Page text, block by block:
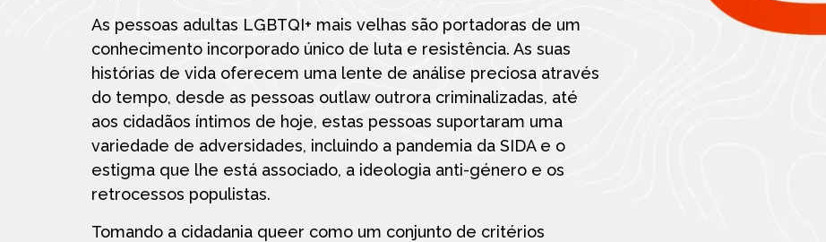
As pessoas adultas LGBTQI+ mais velhas são portadoras de um
conhecimento incorporado único de luta e resistência. As suas
histórias de vida oferecem uma lente de análise preciosa através
do tempo, desde as pessoas outlaw outrora criminalizadas, até
aos cidadãos íntimos de hoje, estas pessoas suportaram uma
variedade de adversidades, incluindo a pandemia da SIDA e o
estigma que lhe está associado, a ideologia anti-género e os
retrocessos populistas.
Tomando a cidadania queer como um conjunto de critérios